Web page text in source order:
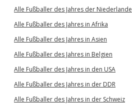
Alle Fußballer des Jahres der Niederlande
Alle Fußballer des Jahres in Afrika
Alle Fußballer des Jahres in Asien
Alle Fußballer des Jahres in Belgien
Alle Fußballer des Jahres in den USA
Alle Fußballer des Jahres in der DDR
Alle Fußballer des Jahres in der Schweiz